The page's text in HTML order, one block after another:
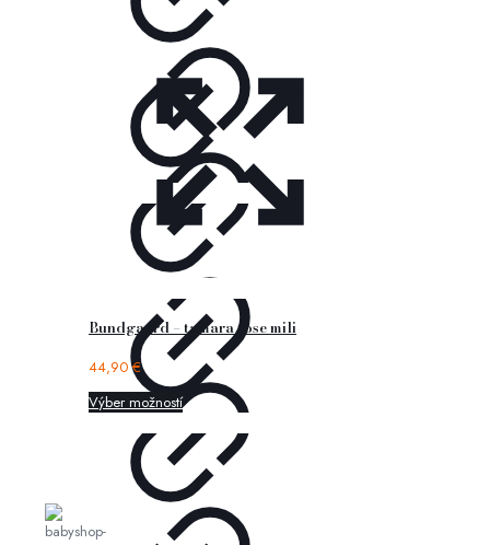
Bundgaard – tamara rose mili
44,90€
Výber možností